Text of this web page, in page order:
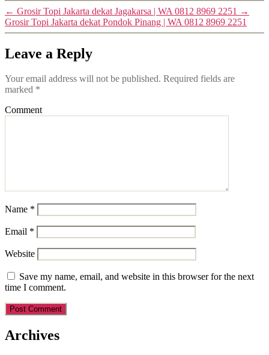
← Grosir Topi Jakarta dekat Jagakarsa | WA 0812 8969 2251 →
Grosir Topi Jakarta dekat Pondok Pinang | WA 0812 8969 2251
Leave a Reply
Your email address will not be published. Required fields are
marked *
Comment
Name *
Email *
Website
Save my name, email, and website in this browser for the next
time I comment.
Archives